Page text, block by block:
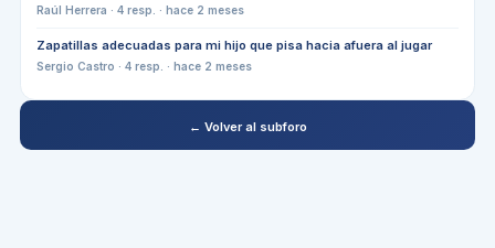
Raúl Herrera · 4resp. · hace 2 meses
Zapatillas adecuadas para mi hijo que pisa hacia afuera al jugar
Sergio Castro · 4resp. · hace 2 meses
← Volver al subforo